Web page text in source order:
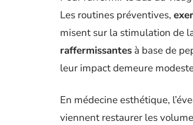
Les routines préventives,
misent sur la stimulation de
raffermissantes à base de
leur impact demeure
En médecine esthétique,
viennent restaurer les